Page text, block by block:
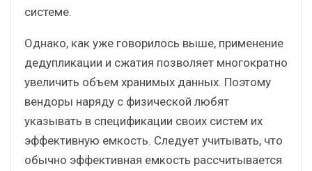
системе.
Однако, как уже говорилось выше, применение
дедупликации и сжатия позволяет многократно
увеличить объем хранимых данных. Поэтому
вендоры наряду с физической любят
указывать в спецификации своих систем их
эффективную емкость. Следует учитывать, что
обычно эффективная емкость рассчитывается